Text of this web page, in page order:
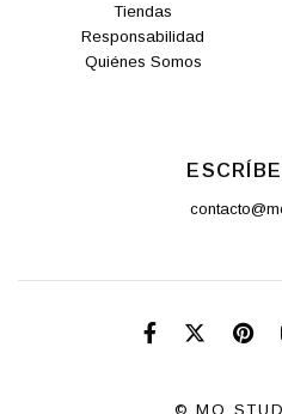
Tiendas
Responsabilidad
Quiénes Somos
© MO